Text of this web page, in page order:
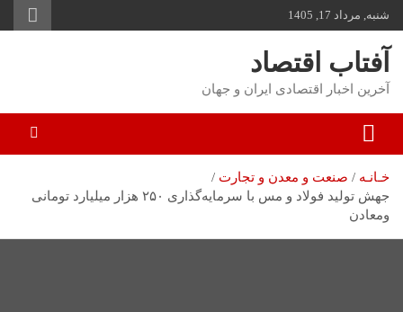
شنبه, مرداد 17, 1405
آفتاب اقتصاد
آخرین اخبار اقتصادی ایران و جهان
خـانـه
صنعت و معدن و تجارت
جهش تولید فولاد و مس با سرمایه‌گذاری ۲۵۰ هزار میلیارد تومانی
ومعادن